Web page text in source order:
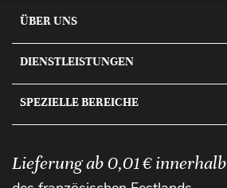
ÜBER UNS
DIENSTLEISTUNGEN
SPEZIELLE BEREICHE
Lieferung ab 0,01 € innerhalb